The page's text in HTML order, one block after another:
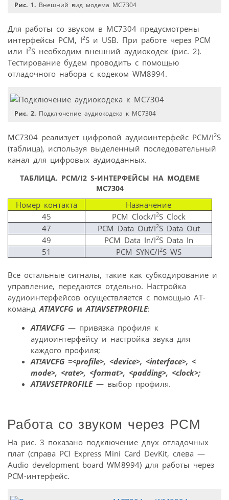
Рис. 1. Внешний вид модема МС7304
Для работы со звуком в МС7304 предусмотрены
интерфейсы PCM, I2S и USB. При работе через PCM
или I2S необходим внешний аудиокодек (рис. 2).
Тестирование будем проводить с помощью
отладочного набора с кодеком WM8994.
Рис. 2. Подключение аудиокодека к МС7304
МС7304 реализует цифровой аудиоинтерфейс PCM/I2S
(таблица), используя выделенный последовательный
канал для цифровых аудиоданных.
ТАБЛИЦА. PCM/I2 S-ИНТЕРФЕЙСЫ НА МОДЕМЕ
MC7304
Номер контакта
Назначение
45
PCM Clock/I2S Clock
47
PCM Data Out/I2S Data Out
49
PCM Data In/I2S Data In
51
PCM SYNC/I2S WS
Все остальные сигналы, такие как субкодирование и
управление, передаются отдельно. Настройка
аудиоинтерфейсов осуществляется с помощью АТ-
командAT!AVCFG иAT!AVSETPROFILE:
AT!AVCFG — привязка профиля к
аудиоинтерфейсу и настройка звука для
каждого профиля;
АТ!AVCFG =<profile>, <device>, <interface>, <
mode>, <rate>, <format>, <padding>, <clock>;
AT!AVSETPROFILE— выбор профиля.
Работа со звуком через PCM
На рис. 3 показано подключение двух отладочных
плат (справа PCI Express Mini Card DevKit, слева —
Audio development board WM8994) для работы через
PCM-интерфейс.